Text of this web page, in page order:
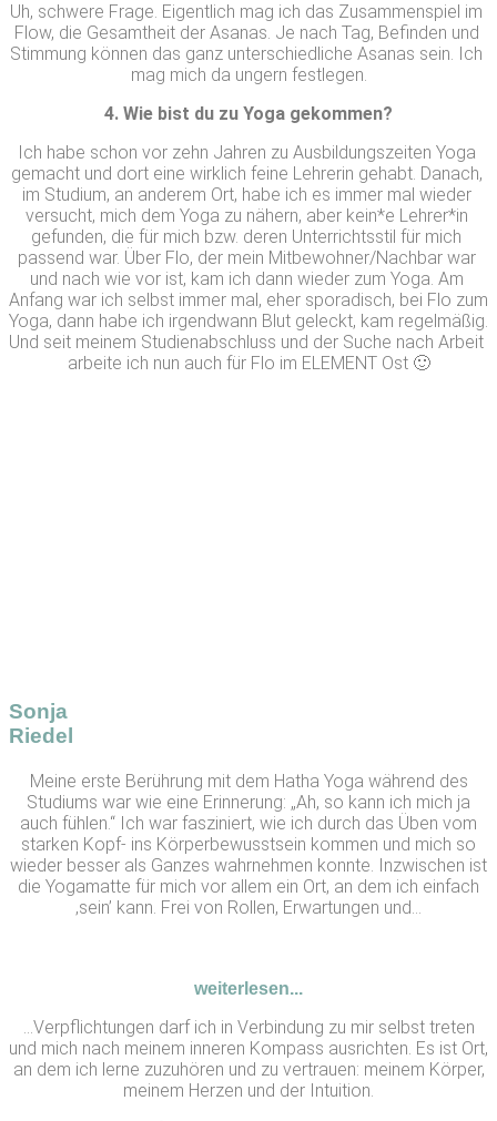
Uh, schwere Frage. Eigentlich mag ich das Zusammenspiel im
Flow, die Gesamtheit der Asanas. Je nach Tag, Befinden und
Stimmung können das ganz unterschiedliche Asanas sein. Ich
mag mich da ungern festlegen.
4. Wie bist du zu Yoga gekommen?
Ich habe schon vor zehn Jahren zu Ausbildungszeiten Yoga
gemacht und dort eine wirklich feine Lehrerin gehabt. Danach,
im Studium, an anderem Ort, habe ich es immer mal wieder
versucht, mich dem Yoga zu nähern, aber kein*e Lehrer*in
gefunden, die für mich bzw. deren Unterrichtsstil für mich
passend war. Über Flo, der mein Mitbewohner/Nachbar war
und nach wie vor ist, kam ich dann wieder zum Yoga. Am
Anfang war ich selbst immer mal, eher sporadisch, bei Flo zum
Yoga, dann habe ich irgendwann Blut geleckt, kam regelmäßig.
Und seit meinem Studienabschluss und der Suche nach Arbeit
arbeite ich nun auch für Flo im ELEMENT Ost 🙂
Sonja
Riedel
Meine erste Berührung mit dem Hatha Yoga während des
Studiums war wie eine Erinnerung: „Ah, so kann ich mich ja
auch fühlen.“ Ich war fasziniert, wie ich durch das Üben vom
starken Kopf- ins Körperbewusstsein kommen und mich so
wieder besser als Ganzes wahrnehmen konnte. Inzwischen ist
die Yogamatte für mich vor allem ein Ort, an dem ich einfach
‚sein’ kann. Frei von Rollen, Erwartungen und…
weiterlesen...
…Verpflichtungen darf ich in Verbindung zu mir selbst treten
und mich nach meinem inneren Kompass ausrichten. Es ist Ort,
an dem ich lerne zuzuhören und zu vertrauen: meinem Körper,
meinem Herzen und der Intuition.